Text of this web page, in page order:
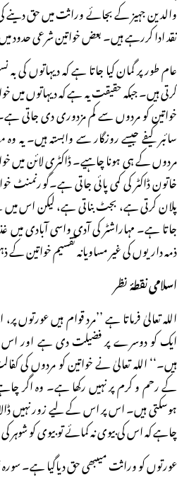
والدین جہیز کے بجائے وراثت میں حق
نقد ادا کررہے ہیں۔ بعض خواتین شرعی حدود
عام طور پر گمان کیا جاتا ہے کہ دیہاتوں کی
کرتی ہیں۔ جبکہ حقیقت یہ ہے کہ دیہاتوں میں
خواتین کو مردوں سے کم مزدوری دی جاتی ہے۔
سائبر کیفے جیسے روزگار سے وابستہ ہیں۔
مردوں کے ہی ہونا چاہیے۔ ڈاکٹری لائن
خاتون ڈاکٹر کی کمی پائی جاتی
پلان کرتی ہے، بجٹ بناتی ہے، لیکن اس
جاتا ہے۔ مہاراشٹر کی آدی واسی آبادی
ذمہ داریوں کی غیر مساویانہ تقسیم خواتین
اسلامی نقطۂ نظر
اللہ تعالیٰ فرماتا ہے ’’مرد قوام ہیں
ایک کو دوسرے پر فضیلت دی ہے اور اس
ہیں۔‘‘ اللہ تعالیٰ نے خواتین کو مردوں
کے رحم و کرم پر نہیں رکھا ہے۔ وہ اگر
ہوسکتی ہیں۔ اس پر اس کے لیے زور نہیں
چاہے کہ اس کی بیوی نہ کمائے تو بیوی کو شوہر
عورتوں کو وراثت میںبھی حق دیاگیا ہے۔ سورہ